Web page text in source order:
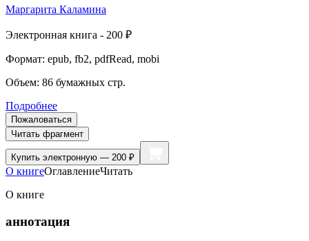
Маргарита Каламина
Электронная книга - 200 ₽
Формат: epub, fb2, pdfRead, mobi
Объем: 86 бумажных стр.
Подробнее
Пожаловаться
Читать фрагмент
Купить электронную — 200 ₽
О книгеОглавлениеЧитать
О книге
аннотация